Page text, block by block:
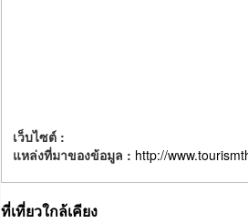
เว็บไซต์ :
แหล่งที่มาของข้อมูล : http://
ที่เที่ยวใกล้เคียง